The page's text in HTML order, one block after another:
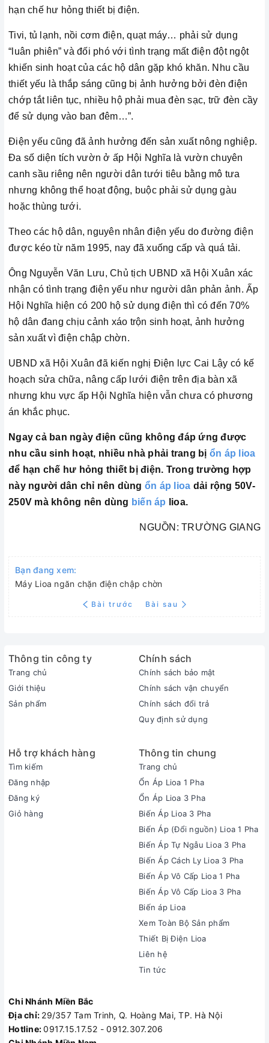
hạn chế hư hỏng thiết bị điện.
Tivi, tủ lạnh, nồi cơm điện, quạt máy… phải sử dụng
“luân phiên” và đối phó với tình trạng mất điện đột ngột
khiến sinh hoạt của các hộ dân gặp khó khăn. Nhu cầu
thiết yếu là thắp sáng cũng bị ảnh hưởng bởi đèn điện
chớp tắt liên tục, nhiều hộ phải mua đèn sạc, trữ đèn cầy
để sử dụng vào ban đêm…”.
Điện yếu cũng đã ảnh hưởng đến sản xuất nông nghiệp.
Đa số diện tích vườn ở ấp Hội Nghĩa là vườn chuyên
canh sầu riêng nên người dân tưới tiêu bằng mô tưa
nhưng không thể hoạt động, buộc phải sử dụng gàu
hoặc thùng tưới.
Theo các hộ dân, nguyên nhân điện yếu do đường điện
được kéo từ năm 1995, nay đã xuống cấp và quá tải.
Ông Nguyễn Văn Lưu, Chủ tịch UBND xã Hội Xuân xác
nhận có tình trạng điện yếu như người dân phản ảnh. Ấp
Hội Nghĩa hiện có 200 hộ sử dụng điện thì có đến 70%
hộ dân đang chịu cảnh xáo trộn sinh hoạt, ảnh hưởng
sản xuất vì điện chập chờn.
UBND xã Hội Xuân đã kiến nghị Điện lực Cai Lậy có kế
hoạch sửa chữa, nâng cấp lưới điện trên địa bàn xã
nhưng khu vực ấp Hội Nghĩa hiện vẫn chưa có phương
án khắc phục.
Ngay cả ban ngày điện cũng không đáp ứng được
nhu cầu sinh hoạt, nhiều nhà phải trang bị ổn áp lioa
để hạn chế hư hỏng thiết bị điện. Trong trường hợp
này người dân chỉ nên dùng ổn áp lioa dải rộng 50V-
250V mà không nên dùng biến áp lioa.
NGUỒN: TRƯỜNG GIANG
Bạn đang xem:
Máy Lioa ngăn chặn điện chập chờn
Bài trước Bài sau
Thông tin công ty
Trang chủ
Giới thiệu
Sản phẩm
Chính sách
Chính sách bảo mật
Chính sách vận chuyển
Chính sách đổi trả
Quy định sử dụng
Hỗ trợ khách hàng
Tìm kiếm
Đăng nhập
Đăng ký
Giỏ hàng
Thông tin chung
Trang chủ
Ổn Áp Lioa 1 Pha
Ổn Áp Lioa 3 Pha
Biến Áp Lioa 3 Pha
Biến Áp (Đổi nguồn) Lioa 1 Pha
Biến Áp Tự Ngẫu Lioa 3 Pha
Biến Áp Cách Ly Lioa 3 Pha
Biến Áp Vô Cấp Lioa 1 Pha
Biến Áp Vô Cấp Lioa 3 Pha
Biến áp Lioa
Xem Toàn Bộ Sản phẩm
Thiết Bị Điện Lioa
Liên hệ
Tin tức
Chi Nhánh Miền Bắc
Địa chỉ: 29/357 Tam Trinh, Q. Hoàng Mai, TP. Hà Nội
Hotline:0917.15.17.52 - 0912.307.206